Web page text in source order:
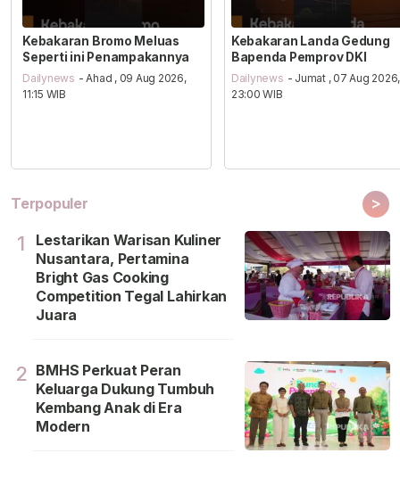
Kebakaran Bromo Meluas
Seperti ini Penampakannya
Dailynews - Ahad , 09 Aug 2026,
11:15 WIB
Kebakaran Landa Gedung
Bapenda Pemprov DKI
Dailynews - Jumat , 07 Aug 2026,
23:00 WIB
Terpopuler >
1
Lestarikan Warisan Kuliner
Nusantara, Pertamina
Bright Gas Cooking
Competition Tegal Lahirkan
Juara
2 BMHS Perkuat Peran
Keluarga Dukung Tumbuh
Kembang Anak di Era
Modern